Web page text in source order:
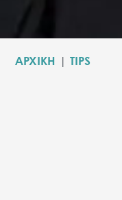
ΑΡΧΙΚΗ |TIPS